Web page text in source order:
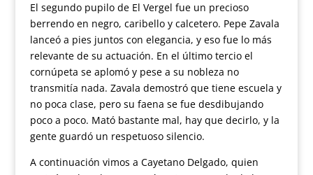
El segundo pupilo de El Vergel fue un precioso
berrendo en negro, caribello y calcetero. Pepe Zavala
lanceó a pies juntos con elegancia, y eso fue lo más
relevante de su actuación. En el último tercio el
cornúpeta se aplomó y pese a su nobleza no
transmitía nada. Zavala demostró que tiene escuela y
no poca clase, pero su faena se fue desdibujando
poco a poco. Mató bastante mal, hay que decirlo, y la
gente guardó un respetuoso silencio.
A continuación vimos a Cayetano Delgado, quien